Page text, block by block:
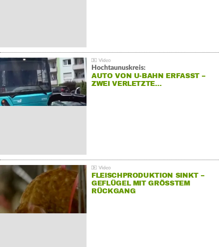
Hochtaunuskreis:
AUTO VON U-BAHN ERFASST –
ZWEI VERLETZTE…
FLEISCHPRODUKTION SINKT –
GEFLÜGEL MIT GRÖSSTEM R
ÜCKGANG